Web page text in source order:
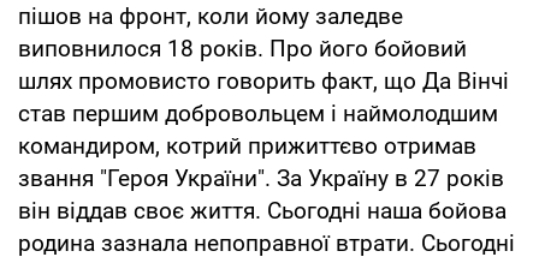
пішов на фронт, коли йому заледве
виповнилося 18 років. Про його бойовий
шлях промовисто говорить факт, що Да Вінчі
став першим добровольцем і наймолодшим
командиром, котрий прижиттєво отримав
звання "Героя України". За Україну в 27 років
він віддав своє життя. Сьогодні наша бойова
родина зазнала непоправної втрати. Сьогодні